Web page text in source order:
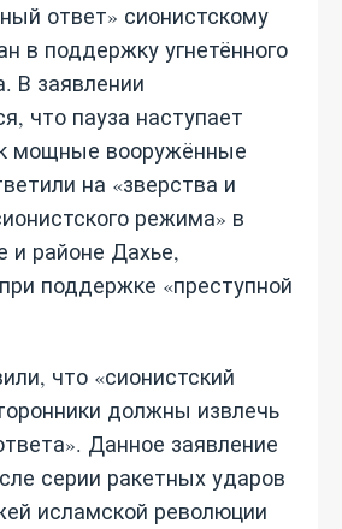
ответ» сионистскому
в поддержку угнетённого
В заявлении
что пауза наступает
мощные вооружённые
на «зверства и
режима» в
районе Дахье,
поддержке «преступной
что «сионистский
должны извлечь
Данное заявление
серии ракетных ударов
исламской революции